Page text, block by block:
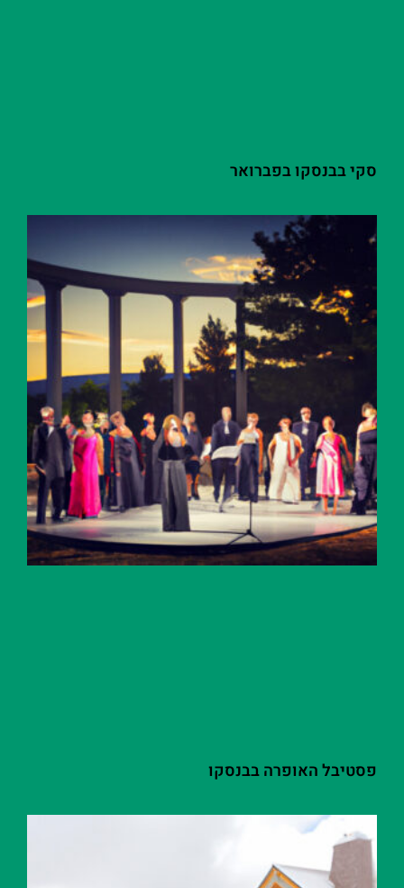
סקי בבנסקו בפברואר
פסטיבל האופרה בבנסקו